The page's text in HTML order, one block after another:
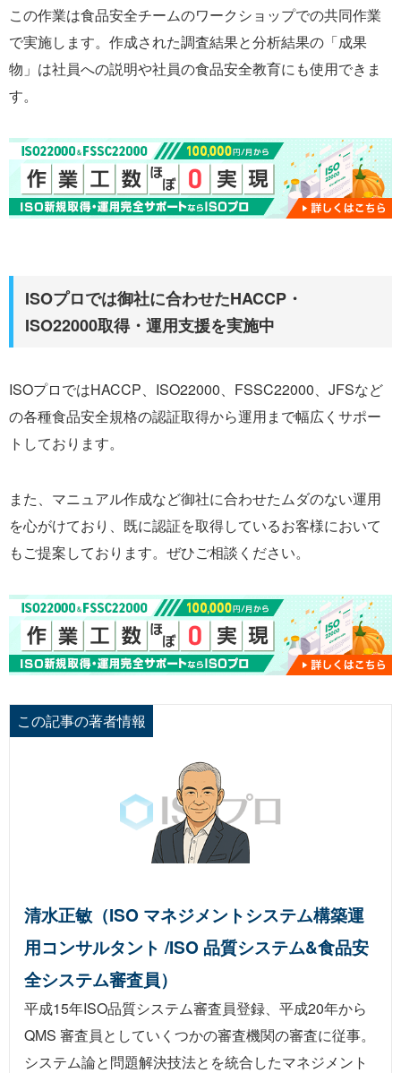
この作業は食品安全チームのワークショップでの共同作業
で実施します。作成された調査結果と分析結果の「成果
物」は社員への説明や社員の食品安全教育にも使用できま
す。
ISOプロでは御社に合わせたHACCP・
ISO22000取得・運用支援を実施中
ISOプロではHACCP、ISO22000、FSSC22000、JFSなど
の各種食品安全規格の認証取得から運用まで幅広くサポー
トしております。
また、マニュアル作成など御社に合わせたムダのない運用
を心がけており、既に認証を取得しているお客様において
もご提案しております。ぜひご相談ください。
この記事の著者情報
清水正敏（ISO マネジメントシステム構築運
用コンサルタント /ISO 品質システム&食品安
全システム審査員）
平成15年ISO品質システム審査員登録、平成20年から
QMS 審査員としていくつかの審査機関の審査に従事。
システム論と問題解決技法とを統合したマネジメント